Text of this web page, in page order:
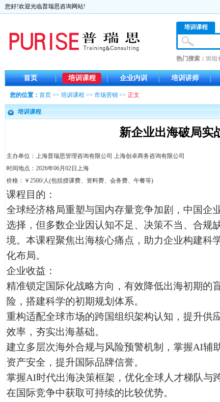
您好!欢迎光临普瑞思咨询网站!
培训课程
热门搜索： 班组
首页 培训课程 企业内训 培训讲师
您的位置： 首页 >> 培训课程 >> 市场营销 >> 正文
培训课程
新企业出海破局实
主办单位：上海普瑞思管理咨询有限公司 上海创卓商务咨询有限公司
时间地点：2026年06月02日上海
价格：￥2500/人(包括授课费、资料费、会务费、午餐等)
课程目的：
全球经济格局重塑与国内存量竞争加剧，中国企
选择，但多数企业因认知不足、决策不当、合规
境。本课程聚焦出海核心痛点，助力企业构建科
化布局。
企业收益：
精准锁定国际化战略方向，有效降低出海初期的
险，搭建科学的初期规划体系。
重构适配全球市场的跨国组织架构认知，提升供
效率，夯实出海基础。
建立多层次海外合规与风险预警机制，掌握AI辅
资产安全，提升国际品牌信誉。
掌握AI时代出海决策框架，优化全球人才梯队与
在国际竞争中获取可持续的比较优势。